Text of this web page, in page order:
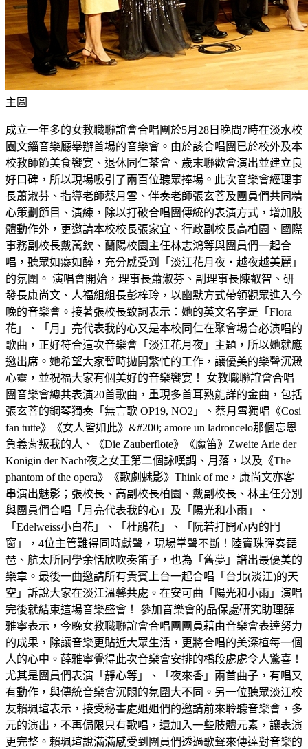
主圖
成立一年多的女教職聯誼會合唱團於5月28日晚間7時在淡水校
園文錙音樂廳舉辦首場的音樂會。由於該合唱團已於校外及本
校教師節美食饗宴、退休同仁茶會、歲末聯歡會演出並建立良
好口碑，所以現場吸引了兩百位聽眾捧場。此次音樂會經理事
長蕭淑芬、指導老師蔡月雪、伴奏老師張玄菩及團員們共同精
心策劃節目、演練，除以打破合唱團傳統的表演方式，增加肢
體動作外，更邀請本校校長張家宜、行政副校長高柏園、國際
事務副校長戴萬欽、蘭陽校園主任林志鴻等與團員們一起合
唱，聽眾如癡如醉，充分感受到「淡江花月夜‧越夜越美麗」
的氛圍。 演唱會開始，理事長蕭淑芬、副理事長陳叡智、研
發長康尚文、人福組組長彭梓玲，以幽默方式帶領觀眾進入今
晚的音樂會。接著張校長致詞表示：她的英文名字是「Flora
花」、「月」亮代表我的心又是本校同仁在聚會場合必演唱的
歌曲，正好符合這次音樂會「淡江花月夜」主題，所以她就應
邀出席。她希望大家暫時拋開繁忙的工作，讓優美的樂聲沉澱
心靈，並祝福大家有個美好的音樂饗宴！ 女教職聯誼會合唱
團音樂會總共表演20首歌曲，重現多首耳熟能詳的金曲，包括
張玄菩的鋼琴獨奏「無言歌 OP19, NO2」、蔡月雪獨唱《Cosi
fan tutte》《女人皆如此》&#200; amore un ladroncelo那個忘恩
負義背叛我的人、《Die Zauberflote》《魔笛》Zweite Arie der
Konigin der Nacht夜之女王第二個詠嘆調、月落，以及《The
phantom of the opera》《歌劇魅影》Think of me，康尚文亦客
串演出魅影；張校長、高副校長柏園、戴副校長、林主任分別
與團員們合唱「月亮代表我的心」及「陽光和小雨」、
「Edelweiss小白花」、「杜鵑花」、「阮若打開心內的門
窗」，4位主管難得同時獻聲，現場掌聲不斷！陸寶珠彈奏琵
琶、航太所同學余恬欣吹奏笛子，也為「舊夢」譜出最優美的
樂章。最後一曲邀請所有貴賓上台一起合唱「台北(淡江)的天
空」訴說大家在淡江溫馨共處。在安可曲「陽光和小雨」演唱
完後就結束這場音樂盛會！ 參加音樂會的品保處研究助理薛
雅寧表示，今晚女教職聯誼會合唱團團員藉由音樂會表達努力
的成果，除讓音樂更貼近大眾生活，更將合唱的美深植每一個
人的心中。薛雅寧覺得此次音樂會安排的橋段處處令人驚喜！
尤其是團員們表演「靜心等」、「夜來香」兩首曲子，有唱又
有動作，與傳統音樂會沉悶的氛圍大不同。另一位聽眾淡江校
友賴珮瑄表示，接受秘書處姐姐們的邀請前來聆聽音樂會，多
元的演出，不再侷限只有歌唱，還加入一些肢體元素，讓表演
更完整。賴珮瑄說滿滿感受到團員們透過歌聲來傳達對音樂的